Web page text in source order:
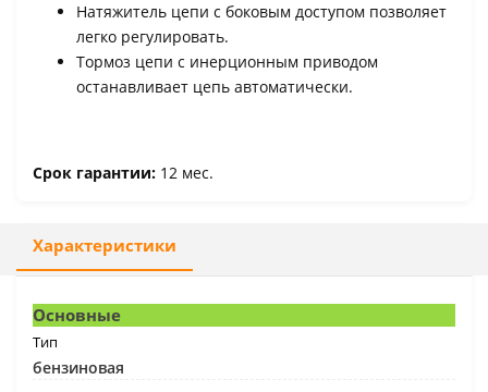
Натяжитель цепи с боковым доступом позволяет
легко регулировать.
Тормоз цепи с инерционным приводом
останавливает цепь автоматически.
Срок гарантии: 12 мес.
Характеристики
Основные
Тип
бензиновая